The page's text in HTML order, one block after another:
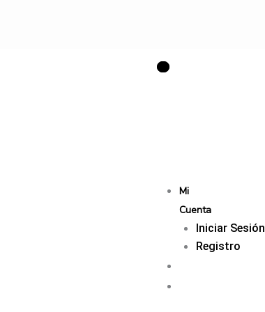
Mi
Cuenta
Iniciar Sesión
Registro